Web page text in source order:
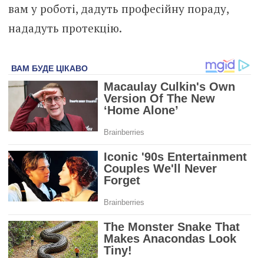
вам у роботі, дадуть професійну пораду,
нададуть протекцію.